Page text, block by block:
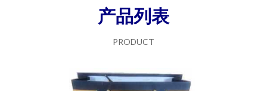
产品列表
PRODUCT